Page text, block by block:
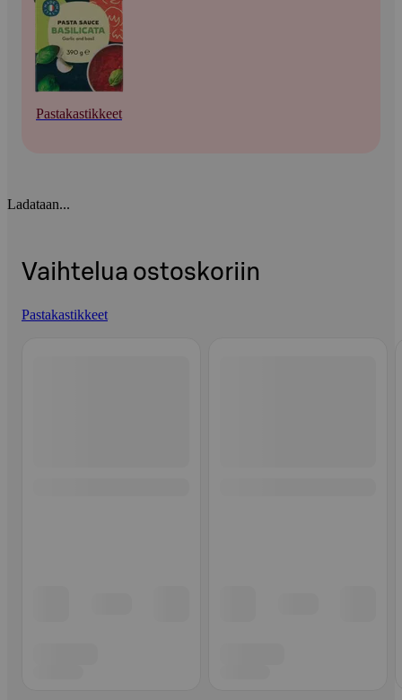
Pastakastikkeet
Ladataan...
Vaihtelua ostoskoriin
Pastakastikkeet